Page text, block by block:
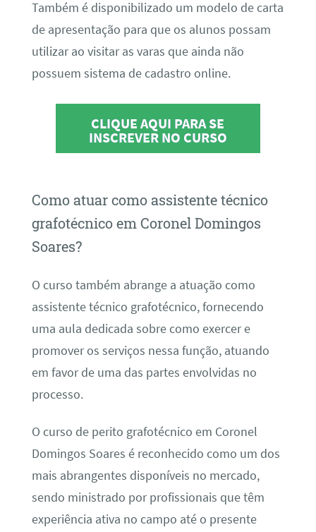
Também é disponibilizado um modelo de carta
de apresentação para que os alunos possam
utilizar ao visitar as varas que ainda não
possuem sistema de cadastro online.
CLIQUE AQUI PARA SE
INSCREVER NO CURSO
Como atuar como assistente técnico
grafotécnico em Coronel Domingos
Soares?
O curso também abrange a atuação como
assistente técnico grafotécnico, fornecendo
uma aula dedicada sobre como exercer e
promover os serviços nessa função, atuando
em favor de uma das partes envolvidas no
processo.
O curso de perito grafotécnico em Coronel
Domingos Soares é reconhecido como um dos
mais abrangentes disponíveis no mercado,
sendo ministrado por profissionais que têm
experiência ativa no campo até o presente